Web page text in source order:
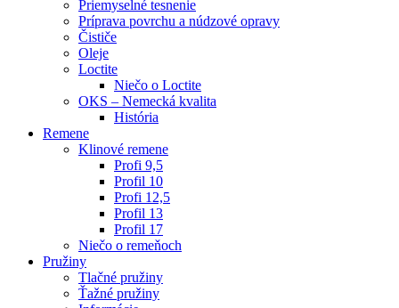
Priemyselné tesnenie
Príprava povrchu a núdzové opravy
Čističe
Oleje
Loctite
Niečo o Loctite
OKS – Nemecká kvalita
História
Remene
Klinové remene
Profi 9,5
Profil 10
Profi 12,5
Profil 13
Profil 17
Niečo o remeňoch
Pružiny
Tlačné pružiny
Ťažné pružiny